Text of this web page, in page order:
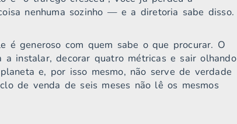
nenhuma sozinho — e a diretoria sabe disso.
é generoso com quem sabe o que procurar. O
instalar, decorar quatro métricas e sair olhando
e, por isso mesmo, não serve de verdade
de venda de seis meses não lê os mesmos